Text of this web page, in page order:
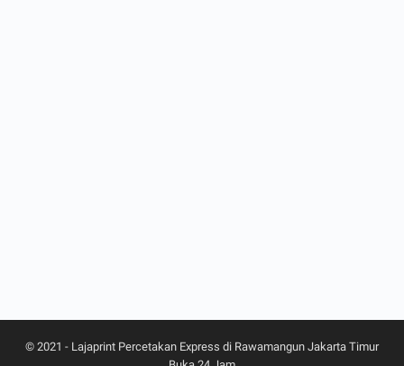
© 2021 - Lajaprint Percetakan Express di Rawamangun Jakarta Timur